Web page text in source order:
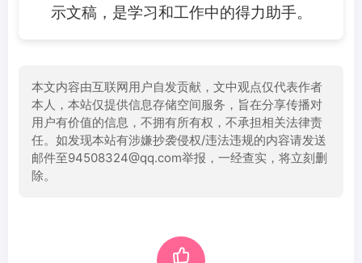
示文稿，是学习和工作中的得力助手。
本文内容由互联网用户自发贡献，文中观点仅代表作者
本人，本站仅提供信息存储空间服务，旨在分享传播对
用户有价值的信息，不拥有所有权，不承担相关法律责
任。如发现本站有涉嫌抄袭侵权/违法违规的内容请发送
邮件至94508324@qq.com举报，一经查实，将立刻删
除。